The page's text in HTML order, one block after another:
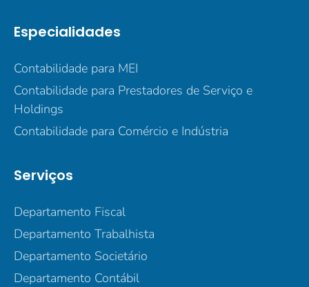
Especialidades
Contabilidade para MEI
Contabilidade para Prestadores de Serviço e
Holdings
Contabilidade para Comércio e Indústria
Serviços
Departamento Fiscal
Departamento Trabalhista
Departamento Societário
Departamento Contábil